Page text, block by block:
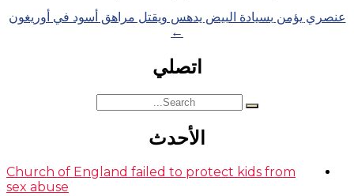
Posts
عنصري يؤمن بسيادة البيض يدهس ويقتل مراهق أسود في أوريغون
←
اتصلي
Search
for:
الأحدث
Church of England failed to protect kids from
sex abuse